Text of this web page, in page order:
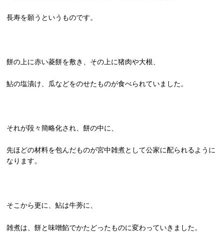
長寿を願うというものです。
餅の上に赤い菱餅を敷き、その上に猪肉や大根、
鮎の塩漬け、瓜などをのせたものが食べられていました。
それが段々簡略化され、餅の中に、
先ほどの材料を包んだものが宮中雑煮として公家に配られるように
なります。
そこから更に、鮎は牛蒡に、
雑煮は、餅と味噌餡でかたどったものに変わっていきました。